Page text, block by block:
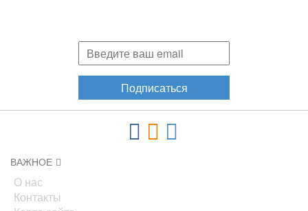
Подписаться
ВАЖНОЕ
О нас
Контакты